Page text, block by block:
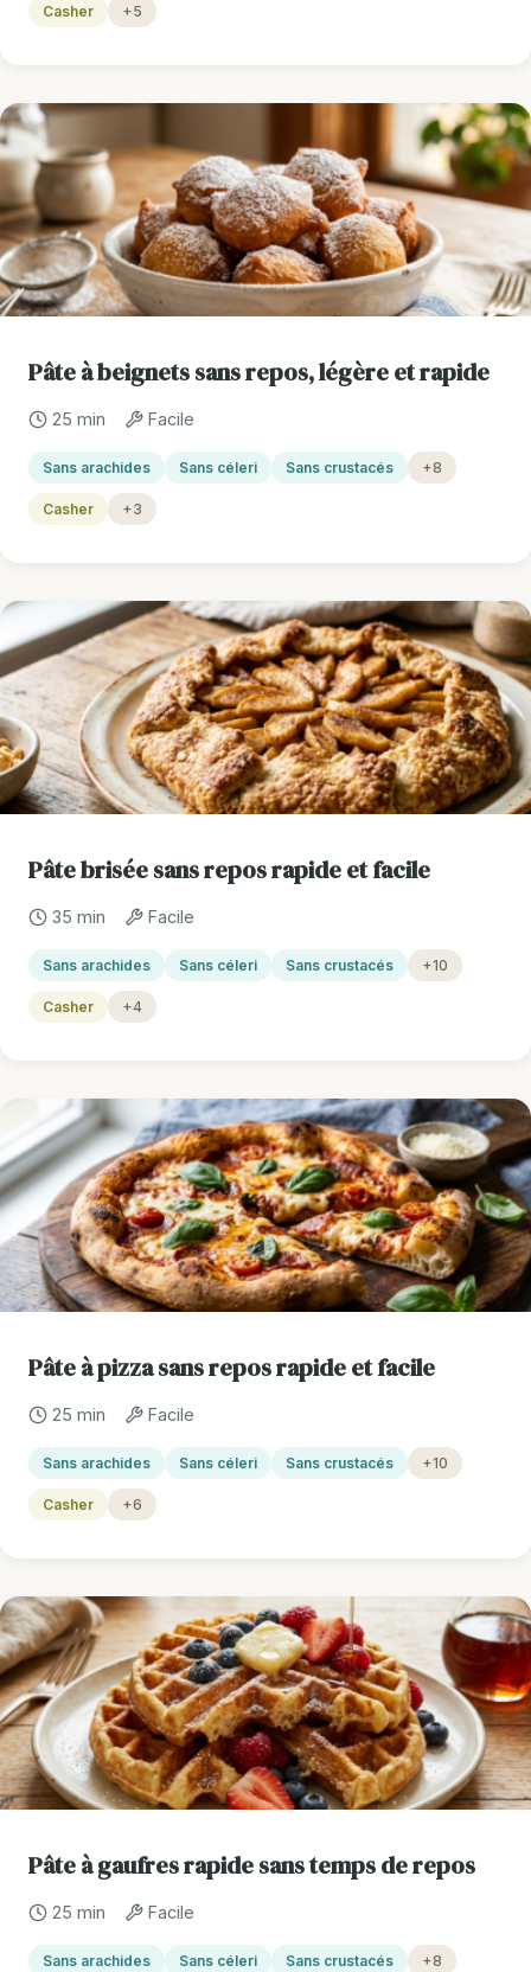
Casher +5
Pâte à beignets sans repos, légère et rapide
25 min Facile
Sans arachides Sans céleri Sans crustacés +8
Casher +3
Pâte brisée sans repos rapide et facile
35 min Facile
Sans arachides Sans céleri Sans crustacés +10
Casher +4
Pâte à pizza sans repos rapide et facile
25 min Facile
Sans arachides Sans céleri Sans crustacés +10
Casher +6
Pâte à gaufres rapide sans temps de repos
25 min Facile
Sans arachides Sans céleri Sans crustacés +8